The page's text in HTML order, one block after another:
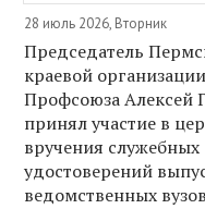
28 июль 2026, Вторник
Председатель
краевой организации
Профсоюза Алексей
принял участие в
вручения служебных
удостоверений
ведомственных